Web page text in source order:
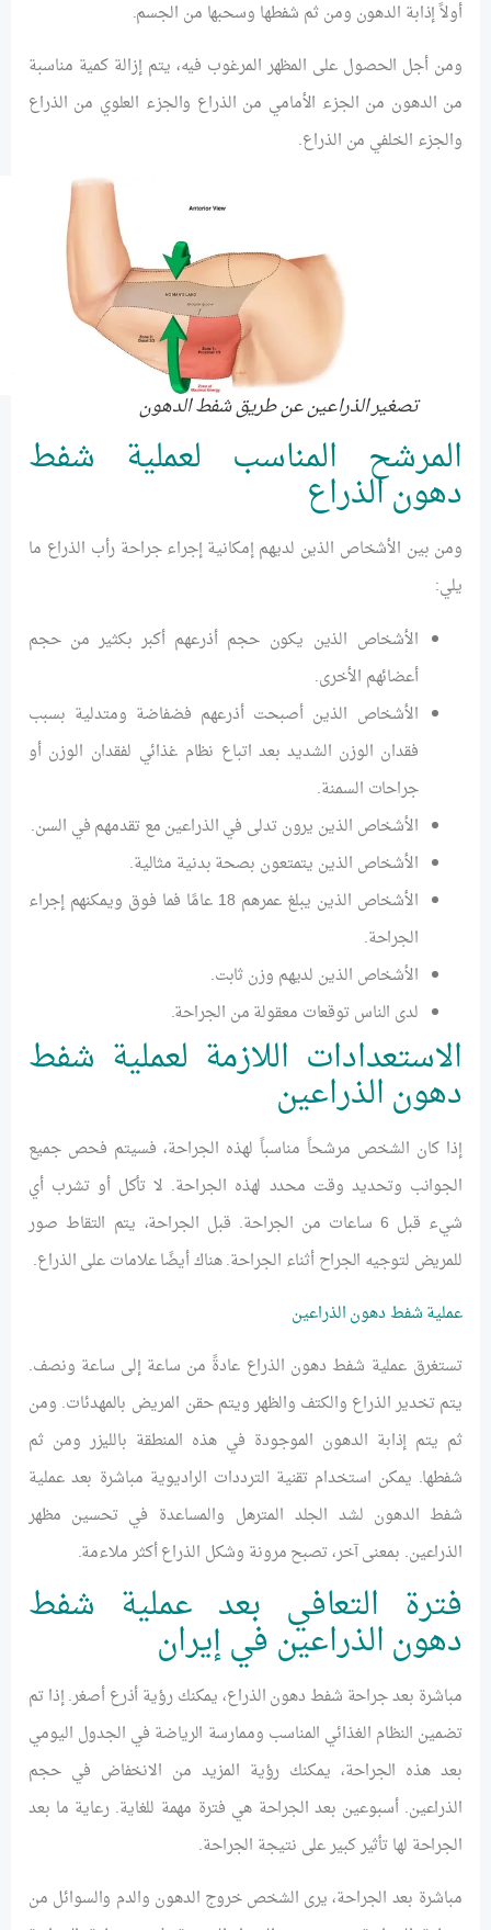
أولاً إذابة الدهون ومن ثم شفطها وسحبها من الجسم.
ومن أجل الحصول على المظهر المرغوب فيه، يتم إزالة كمية مناسبة
من الدهون من الجزء الأمامي من الذراع والجزء العلوي من الذراع
والجزء الخلفي من الذراع.
تصغير الذراعين عن طريق شفط الدهون
المرشح المناسب لعملية شفط
دهون الذراع
ومن بين الأشخاص الذين لديهم إمكانية إجراء جراحة رأب الذراع ما
يلي:
الأشخاص الذين يكون حجم أذرعهم أكبر بكثير من حجم
أعضائهم الأخرى.
الأشخاص الذين أصبحت أذرعهم فضفاضة ومتدلية بسبب
فقدان الوزن الشديد بعد اتباع نظام غذائي لفقدان الوزن أو
جراحات السمنة.
الأشخاص الذين يرون تدلى في الذراعين مع تقدمهم في السن.
الأشخاص الذين يتمتعون بصحة بدنية مثالية.
الأشخاص الذين يبلغ عمرهم 18 عامًا فما فوق ويمكنهم إجراء
الجراحة.
الأشخاص الذين لديهم وزن ثابت.
لدى الناس توقعات معقولة من الجراحة.
الاستعدادات اللازمة لعملية شفط
دهون الذراعين
إذا كان الشخص مرشحاً مناسباً لهذه الجراحة، فسيتم فحص جميع
الجوانب وتحديد وقت محدد لهذه الجراحة. لا تأكل أو تشرب أي
شيء قبل 6 ساعات من الجراحة. قبل الجراحة، يتم التقاط صور
للمريض لتوجيه الجراح أثناء الجراحة. هناك أيضًا علامات على الذراع.
عملية شفط دهون الذراعين
تستغرق عملية شفط دهون الذراع عادةً من ساعة إلى ساعة ونصف.
يتم تخدير الذراع والكتف والظهر ويتم حقن المريض بالمهدئات. ومن
ثم يتم إذابة الدهون الموجودة في هذه المنطقة بالليزر ومن ثم
شفطها. يمكن استخدام تقنية الترددات الراديوية مباشرة بعد عملية
شفط الدهون لشد الجلد المترهل والمساعدة في تحسين مظهر
الذراعين. بمعنى آخر، تصبح مرونة وشكل الذراع أكثر ملاءمة.
فترة التعافي بعد عملية شفط
دهون الذراعين في إيران
مباشرة بعد جراحة شفط دهون الذراع، يمكنك رؤية أذرع أصغر. إذا تم
تضمين النظام الغذائي المناسب وممارسة الرياضة في الجدول اليومي
بعد هذه الجراحة، يمكنك رؤية المزيد من الانخفاض في حجم
الذراعين. أسبوعين بعد الجراحة هي فترة مهمة للغاية. رعاية ما بعد
الجراحة لها تأثير كبير على نتيجة الجراحة.
مباشرة بعد الجراحة، يرى الشخص خروج الدهون والدم والسوائل من